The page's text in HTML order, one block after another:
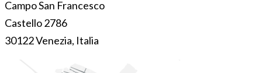
Campo San Francesco
Castello 2786
30122 Venezia, Italia